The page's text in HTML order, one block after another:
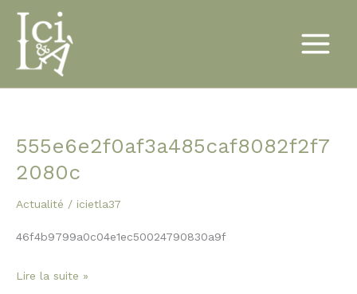
Aller
contenu
555e6e2f0af3a485caf8082f2f7
2080c
Actualité / icietla37
46f4b9799a0c04e1ec50024790830a9f
555e6e2f0af3a485caf8082f2f72080c
Lire la suite »